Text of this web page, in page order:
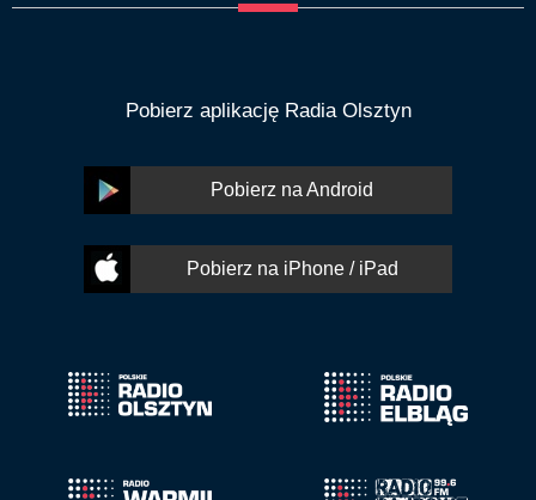
Pobierz aplikację Radia Olsztyn
Pobierz na Android
Pobierz na iPhone / iPad